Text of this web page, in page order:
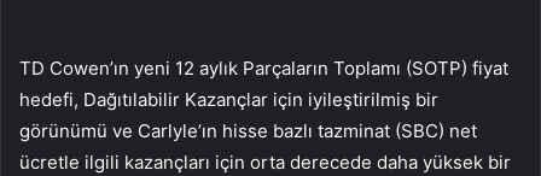
TD Cowen’ın yeni 12 aylık Parçaların Toplamı (SOTP) fiyat
hedefi, Dağıtılabilir Kazançlar için iyileştirilmiş bir
görünümü ve Carlyle’ın hisse bazlı tazminat (SBC) net
ücretle ilgili kazançları için orta derecede daha yüksek bir